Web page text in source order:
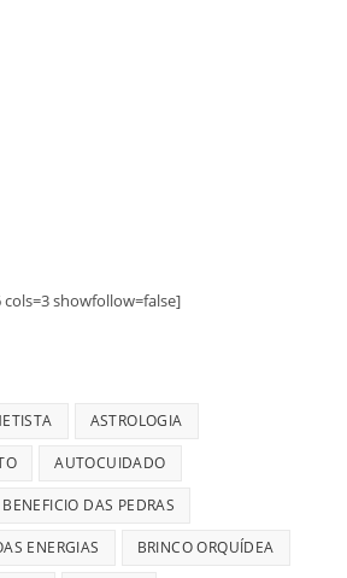
showfollow=false]
ASTROLOGIA
AUTOCUIDADO
BENEFICIO DAS PEDRAS
ENERGIAS BRINCO ORQUÍDEA